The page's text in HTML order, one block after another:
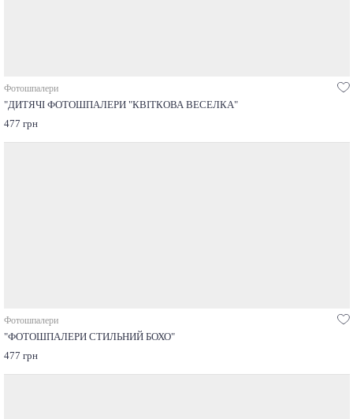
Фотошпалери
"ДИТЯЧІ ФОТОШПАЛЕРИ "КВІТКОВА ВЕСЕЛКА"
477 грн
Фотошпалери
"ФОТОШПАЛЕРИ СТИЛЬНИЙ БОХО"
477 грн